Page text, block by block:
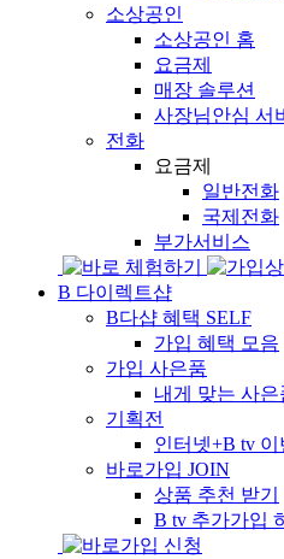
소상공인
소상공인 홈
요금제
매장 솔루션
사장님안심 서
전화
요금제
일반전화
국제전화
부가서비스
B 다이렉트샵
B다샵 혜택 SELF
가입 혜택 모음
가입 사은품
내게 맞는 사은
기획전
인터넷+B tv
바로가입 JOIN
상품 추천 받기
B tv 추가가입